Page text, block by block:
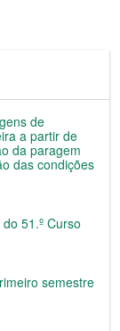
de
a partir de
da paragem
das condições
51.º Curso
semestre